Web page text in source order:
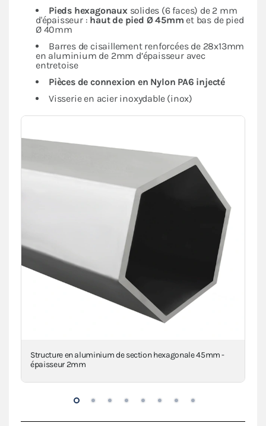
Pieds hexagonauxsolides (6 faces) de 2 mm
d'épaisseur : haut de pied Ø 45mm et bas de pied
Ø 40mm
Barres de cisaillement renforcées de 28x13mm
en aluminium de 2mm d’épaisseur avec
entretoise
Pièces de connexion en Nylon PA6 injecté
Visserie en acier inoxydable (inox)
Structure en aluminium de section hexagonale 45mm -
épaisseur 2mm